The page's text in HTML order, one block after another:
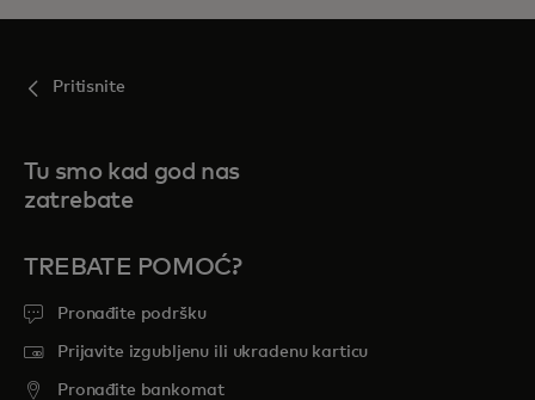
Pritisnite
Tu smo kad god nas
zatrebate
TREBATE POMOĆ?
Pronađite podršku
Prijavite izgubljenu ili ukradenu karticu
Pronađite bankomat